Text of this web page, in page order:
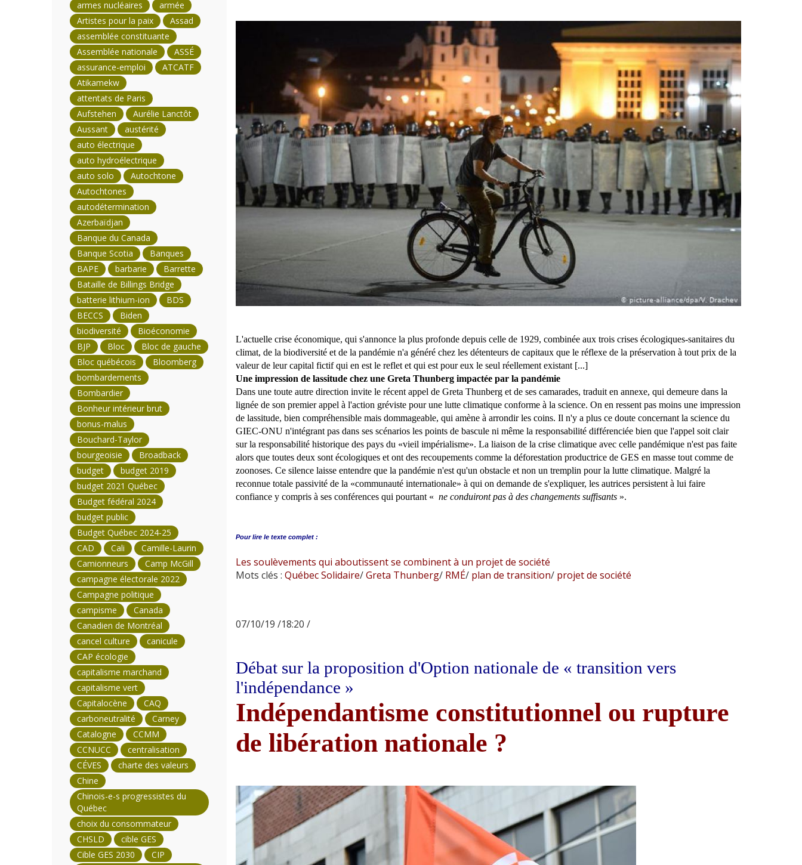
L'actuelle crise économique, qui s'annonce la plus profonde depuis celle de 1929, combinée aux trois crises écologiques-sanitaires du
climat, de la biodiversité et de la pandémie n'a généré chez les détenteurs de capitaux que le réflexe de la préservation à tout prix de la
valeur de leur capital fictif qui en est le reflet et qui est pour eux le seul réellement existant [...]
Une impression de lassitude chez une Greta Thunberg impactée par la pandémie
Dans une toute autre direction invite le récent appel de Greta Thunberg et de ses camarades, traduit en annexe, qui demeure dans la
lignée de son premier appel à l'action gréviste pour une lutte climatique conforme à la science. On en ressent pas moins une impression
de lassitude, bien compréhensible mais dommageable, qui amène à arrondir les coins. Il n'y a plus ce doute concernant la science du
GIEC-ONU n'intégrant pas dans ses scénarios les points de bascule ni même la responsabilité différenciée bien que l'appel soit clair
sur la responsabilité historique des pays du «vieil impérialisme». La liaison de la crise climatique avec celle pandémique n'est pas faite
alors que toutes deux sont écologiques et ont des recoupements comme la déforestation productrice de GES en masse tout comme de
zoonoses. Ce silence laisse entendre que la pandémie n'est qu'un obstacle et non un tremplin pour la lutte climatique. Malgré la
reconnue totale passivité de la «communauté internationale» à qui on demande de s'expliquer, les autrices persistent à lui faire
confiance y compris à ses conférences qui pourtant « ne conduiront pas à des changements suffisants».
Pour lire le texte complet :
Les soulèvements qui aboutissent se combinent à un projet de société
Mots clés : Québec Solidaire/Greta Thunberg/RMÉ/plan de transition/projet de société
07/10/19 /18:20 /
Débat sur la proposition d'Option nationale de « transition vers
l'indépendance »
Indépendantisme constitutionnel ou rupture
de libération nationale ?
armes nucléaires
armée
Artistes pour la paix
Assad
assemblée constituante
Assemblée nationale
ASSÉ
assurance-emploi
ATCATF
Atikamekw
attentats de Paris
Aufstehen
Aurélie Lanctôt
Aussant
austérité
auto électrique
auto hydroélectrique
auto solo
Autochtone
Autochtones
autodétermination
Azerbaïdjan
Banque du Canada
Banque Scotia
Banques
BAPE
barbarie
Barrette
Bataille de Billings Bridge
batterie lithium-ion
BDS
BECCS
Biden
biodiversité
Bioéconomie
BJP
Bloc
Bloc de gauche
Bloc québécois
Bloomberg
bombardements
Bombardier
Bonheur intérieur brut
bonus-malus
Bouchard-Taylor
bourgeoisie
Broadback
budget
budget 2019
budget 2021 Québec
Budget fédéral 2024
budget public
Budget Québec 2024-25
CAD
Cali
Camille-Laurin
Camionneurs
Camp McGill
campagne électorale 2022
Campagne politique
campisme
Canada
Canadien de Montréal
cancel culture
canicule
CAP écologie
capitalisme marchand
capitalisme vert
Capitalocène
CAQ
carboneutralité
Carney
Catalogne
CCMM
CCNUCC
centralisation
CÉVES
charte des valeurs
Chine
Chinois-e-s progressistes du
Québec
choix du consommateur
CHSLD
cible GES
Cible GES 2030
CIP